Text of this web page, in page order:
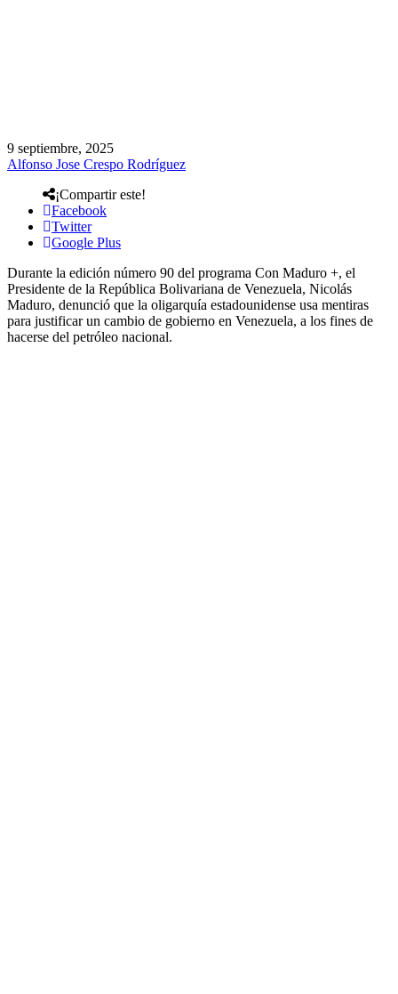
9 septiembre, 2025
Alfonso Jose Crespo Rodríguez
¡Compartir este!
Facebook
Twitter
Google Plus
Durante la edición número 90 del programa Con Maduro +, el
Presidente de la República Bolivariana de Venezuela, Nicolás
Maduro, denunció que la oligarquía estadounidense usa mentiras
para justificar un cambio de gobierno en Venezuela, a los fines de
hacerse del petróleo nacional.